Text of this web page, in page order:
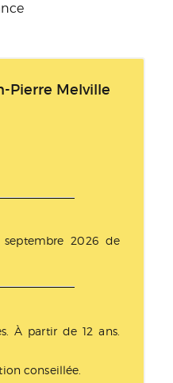
Pierre Melville
2026 de
À partir de 12 ans.
conseillée.